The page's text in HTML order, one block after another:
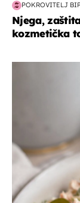
POKROVITELJ
Njega,
kozmetička